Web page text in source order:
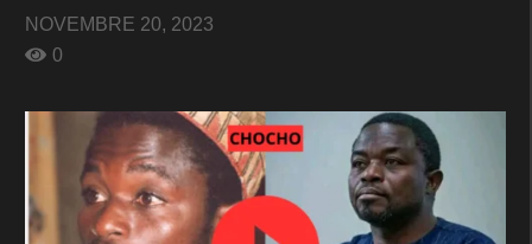
NOVEMBRE 20, 2023
0